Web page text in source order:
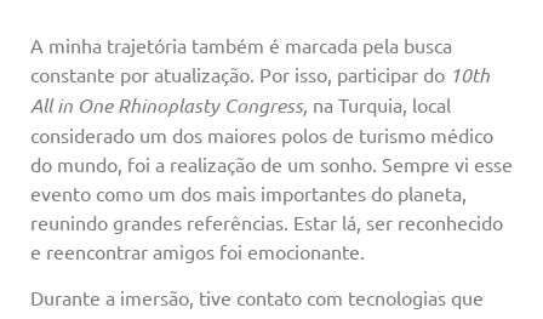
A minha trajetória também é marcada pela busca
constante por atualização. Por isso, participar do 10th
All in One Rhinoplasty Congress, na Turquia, local
considerado um dos maiores polos de turismo médico
do mundo, foi a realização de um sonho. Sempre vi esse
evento como um dos mais importantes do planeta,
reunindo grandes referências. Estar lá, ser reconhecido
e reencontrar amigos foi emocionante.
Durante a imersão, tive contato com tecnologias que